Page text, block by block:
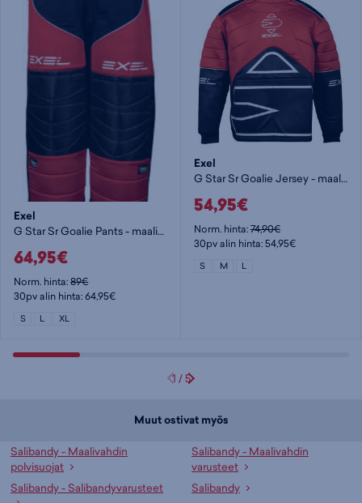
Exel
G Star Sr Goalie Pants - maalivahdin housut
64,95€
Norm. hinta:89€
30pv alin hinta: 64,95€
S L XL
Exel
G Star Sr Goalie Jersey - maalivahdin paita
54,95€
Norm. hinta:74,90€
30pv alin hinta: 54,95€
S M L
1 /5
Muut ostivat myös
Salibandy - Maalivahdin
polvisuojat
Salibandy - Maalivahdin
varusteet
Salibandy - Salibandyvarusteet
Salibandy